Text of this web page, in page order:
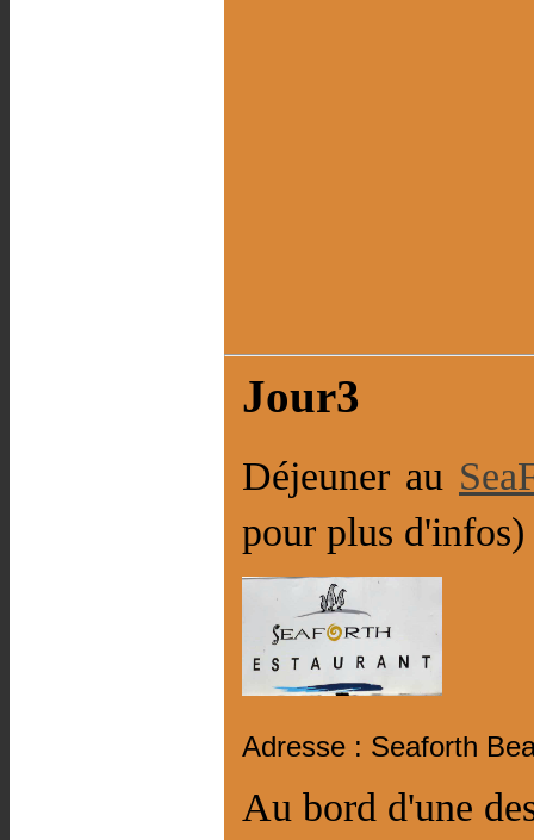
Jour3
Déjeuner au
pour plus d'infos)
Adresse : Seaforth
Au bord d'une